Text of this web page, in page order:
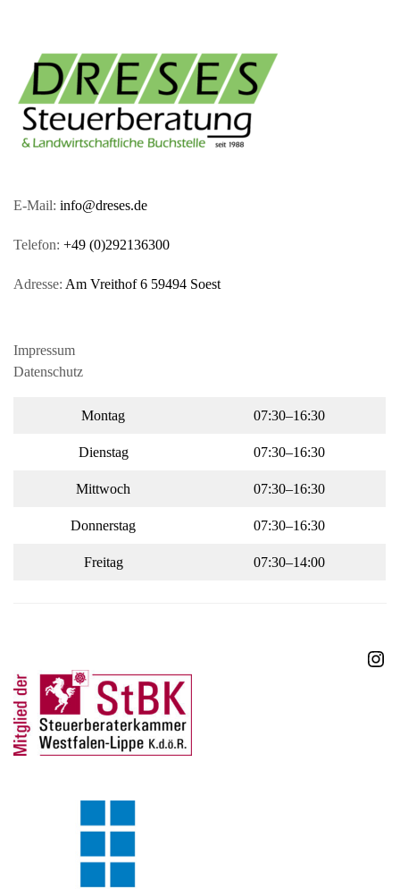
E-Mail: info@dreses.de
Telefon: +49 (0)292136300
Adresse: Am Vreithof 6 59494 Soest
Impressum
Datenschutz
Montag 07:30–16:30
Dienstag 07:30–16:30
Mittwoch 07:30–16:30
Donnerstag 07:30–16:30
Freitag 07:30–14:00